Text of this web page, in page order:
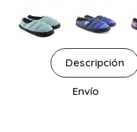
Descripción
Envío